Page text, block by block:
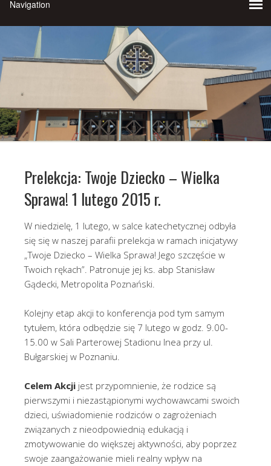
Prelekcja: Twoje Dziecko – Wielka
Sprawa! 1 lutego 2015 r.
W niedzielę, 1 lutego, w salce katechetycznej odbyła
się się w naszej parafii prelekcja w ramach inicjatywy
„Twoje Dziecko – Wielka Sprawa! Jego szczęście w
Twoich rękach”. Patronuje jej ks. abp Stanisław
Gądecki, Metropolita Poznański.
Kolejny etap akcji to konferencja pod tym samym
tytułem, która odbędzie się 7 lutego w godz. 9.00-
15.00 w Sali Parterowej Stadionu Inea przy ul.
Bułgarskiej w Poznaniu.
Celem Akcji jest przypomnienie, że rodzice są
pierwszymi i niezastąpionymi wychowawcami swoich
dzieci, uświadomienie rodziców o zagrożeniach
związanych z nieodpowiednią edukacją i
zmotywowanie do większej aktywności, aby poprzez
swoje zaangażowanie mieli realny wpływ na